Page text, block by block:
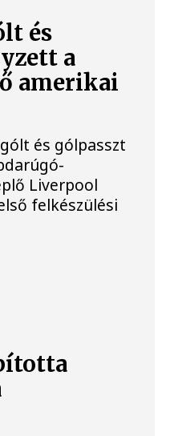
és
a
amerikai
és gólpasszt
Liverpool
felkészülési